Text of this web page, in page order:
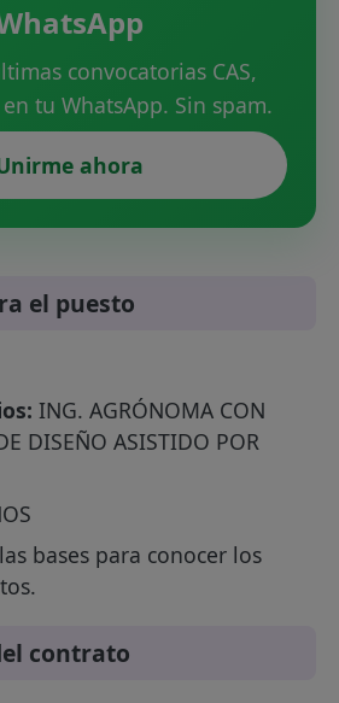
convocatorias CAS,
tu WhatsApp. Sin spam.
ahora
el puesto
ING. AGRÓNOMA CON
DISEÑO ASISTIDO POR
bases para conocer los
contrato